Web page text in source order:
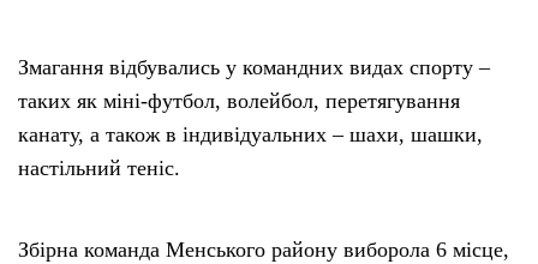
Змагання відбувались у командних видах спорту –
таких як міні-футбол, волейбол, перетягування
канату, а також в індивідуальних – шахи, шашки,
настільний теніс.
Збірна команда Менського району виборола 6 місце,